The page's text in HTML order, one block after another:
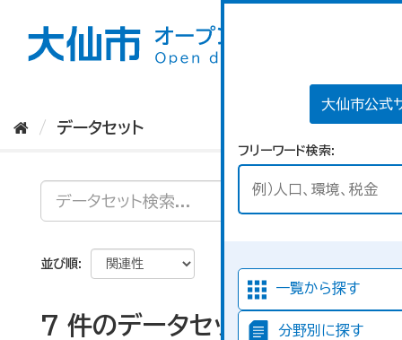
大仙市公式
フリーワード検索
一覧から探す
分野別に探す
データセット
並び順
7 件のデータセットが見つか